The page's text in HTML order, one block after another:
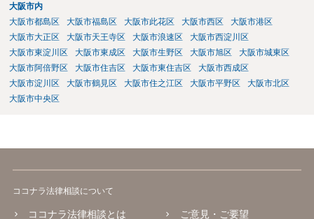
大阪市内
大阪市都島区
大阪市福島区 大阪市此花区 大阪市西区
大阪市港区
大阪市大正区
大阪市天王寺区 大阪市浪速区
大阪市西淀川区
大阪市東淀川区
大阪市東成区 大阪市生野区 大阪市旭区
大阪市城東区
大阪市阿倍野区
大阪市住吉区 大阪市東住吉区
大阪市西成区
大阪市淀川区
大阪市鶴見区 大阪市住之江区 大阪市平野区
大阪市北区
大阪市中央区
ココナラ法律相談について
ココナラ法律相談とは ご意見・ご要望